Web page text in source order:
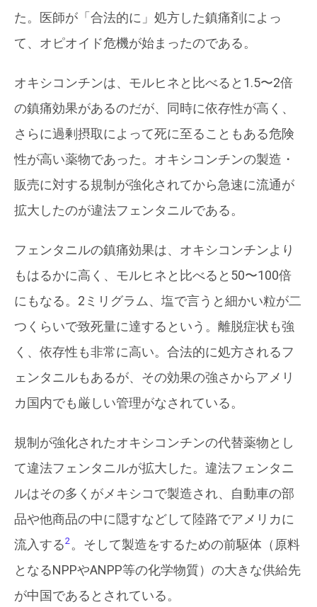
た。医師が「合法的に」処方した鎮痛剤によっ
て、オピオイド危機が始まったのである。
オキシコンチンは、モルヒネと比べると1.5〜2倍
の鎮痛効果があるのだが、同時に依存性が高く、
さらに過剰摂取によって死に至ることもある危険
性が高い薬物であった。オキシコンチンの製造・
販売に対する規制が強化されてから急速に流通が
拡大したのが違法フェンタニルである。
フェンタニルの鎮痛効果は、オキシコンチンより
もはるかに高く、モルヒネと比べると50〜100倍
にもなる。2ミリグラム、塩で言うと細かい粒が二
つくらいで致死量に達するという。離脱症状も強
く、依存性も非常に高い。合法的に処方されるフ
ェンタニルもあるが、その効果の強さからアメリ
カ国内でも厳しい管理がなされている。
規制が強化されたオキシコンチンの代替薬物とし
て違法フェンタニルが拡大した。違法フェンタニ
ルはその多くがメキシコで製造され、自動車の部
品や他商品の中に隠すなどして陸路でアメリカに
流入する2。そして製造をするための前駆体（原料
となるNPPやANPP等の化学物質）の大きな供給先
が中国であるとされている。